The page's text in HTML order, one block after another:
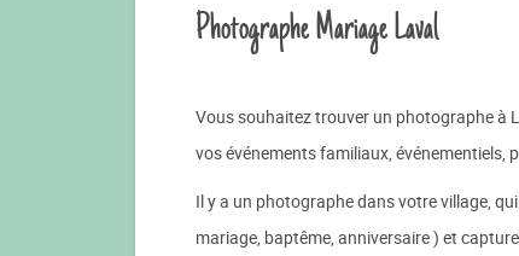
Photographe Mariage Laval
Vous souhaitez trouver un photographe à
vos événements familiaux, événementiels,
Il y a un photographe dans votre village,
mariage, baptême, anniversaire ) et